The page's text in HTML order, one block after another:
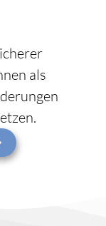
als